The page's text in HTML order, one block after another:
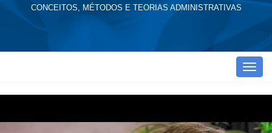
CONCEITOS, MÉTODOS E TEORIAS ADMINISTRATIVAS